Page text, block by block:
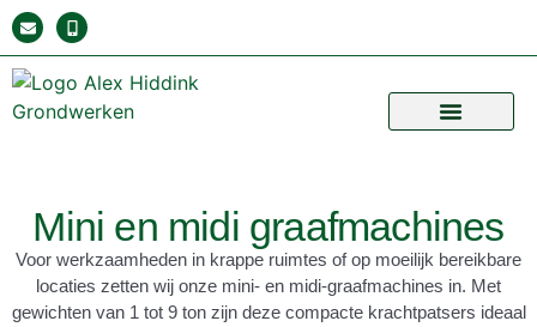
Mini en midi graafmachines
Voor werkzaamheden in krappe ruimtes of op moeilijk bereikbare
locaties zetten wij onze mini- en midi-graafmachines in. Met
gewichten van 1 tot 9 ton zijn deze compacte krachtpatsers ideaal